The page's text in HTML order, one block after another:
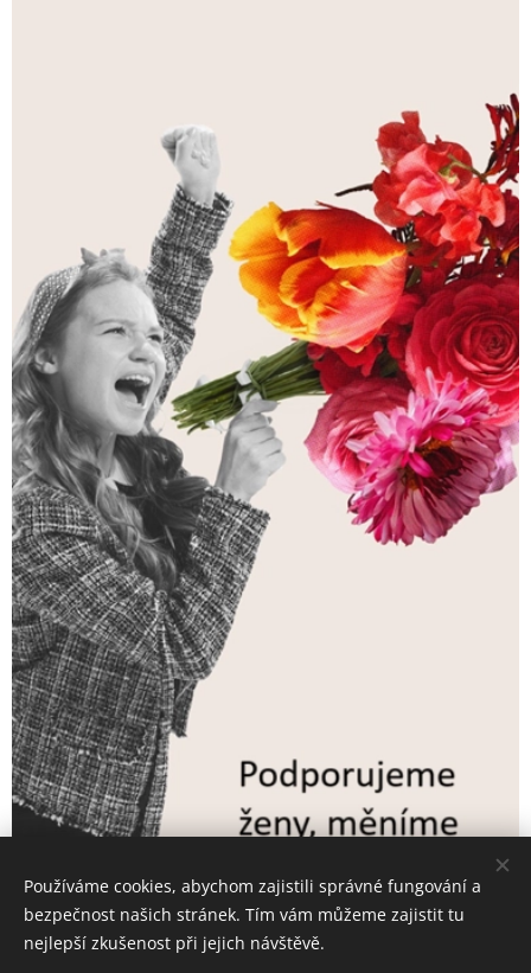
Používáme cookies, abychom zajistili správné fungování a
bezpečnost našich stránek. Tím vám můžeme zajistit tu
nejlepší zkušenost při jejich návštěvě.